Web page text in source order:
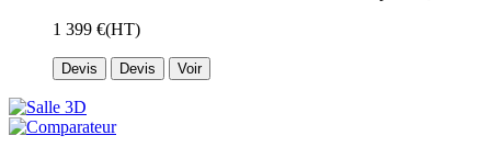
1 399 €(HT)
Devis Devis Voir